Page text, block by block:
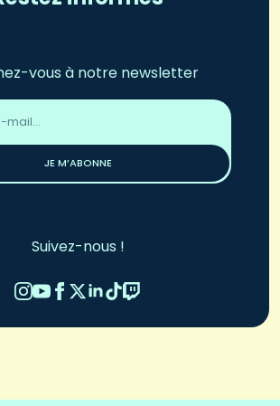
vous à notre newsletter
JE M’ABONNE
Suivez-nous !